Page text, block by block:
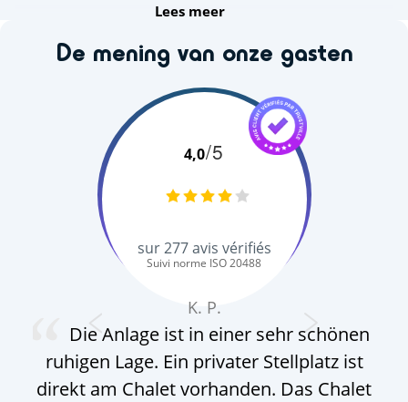
Lees meer
De mening van onze gasten
4,0/5
sur277avis vérifiés
Suivi norme ISO 20488
K. P.
Die Anlage ist in einer sehr schönen
ruhigen Lage. Ein privater Stellplatz ist
direkt am Chalet vorhanden. Das Chalet